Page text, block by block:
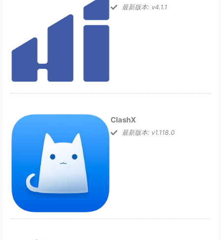
最新版本: v4.1.1
ClashX
最新版本: v1.118.0